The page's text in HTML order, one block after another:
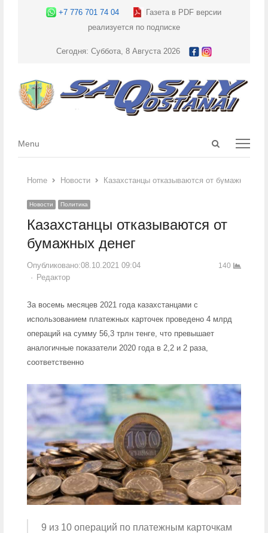
+7 776 701 74 04
Газета в PDF версии
реализуется по подписке
Сегодня: Суббота, 8 Августа 2026
Open
Menu
Menu
Home Новости Казахстанцы отказываются от бумажных
Новости Политика
Казахстанцы отказываются от
бумажных денег
Опубликовано:08.10.2021 09:04
Author
Редактор
140
За восемь месяцев 2021 года казахстанцами с
использованием платежных карточек проведено 4 млрд
операций на сумму 56,3 трлн тенге, что превышает
аналогичные показатели 2020 года в 2,2 и 2 раза,
соответственно
9 из 10 операций по платежным карточкам